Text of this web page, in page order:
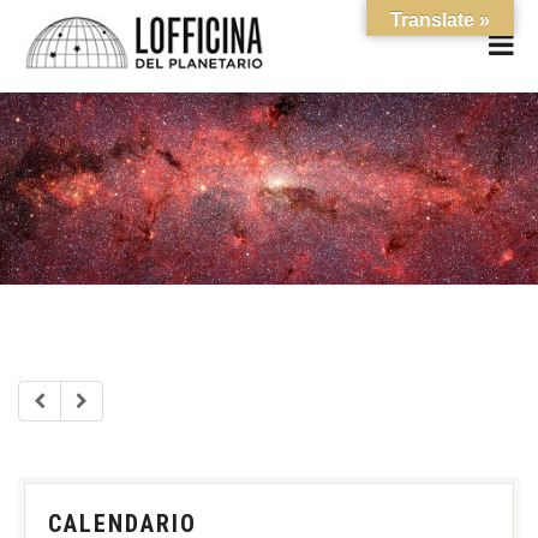
CALENDARIO
Translate »